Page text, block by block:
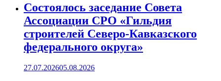
Состоялось заседание Совета
Ассоциации СРО «Гильдия
строителей Северо-Кавказского
федерального округа»
27.07.202605.08.2026